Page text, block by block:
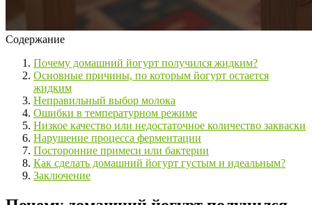
Содержание
Почему домашний йогурт получился жидким?
Основные причины, по которым йогурт остается
жидким
Неправильный выбор молока
Ошибки в температурном режиме
Низкое качество или недостаточное количество закваски
Нарушение процесса ферментации
Посторонние примеси или бактерии
Как сделать домашний йогурт густым и идеальным?
Заключение